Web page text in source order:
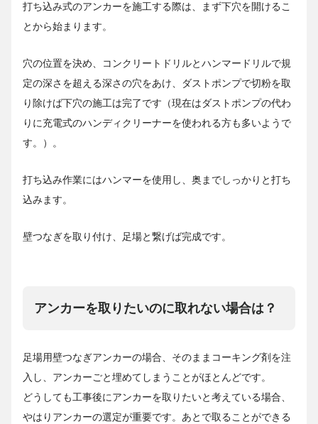
打ち込み式のアンカーを施工する際は、まず下穴を開けるこ
とから始まります。
穴の位置を決め、コンクリートドリルとハンマードリルで規
定の深さを超える深さの穴をあけ、ダストポンプで切粉を取
り除けば下穴の施工は完了です（現在はダストポンプの代わ
りに充電式のハンディクリーナーを使われる方も多いようで
す。）。
打ち込み作業にはハンマーを使用し、奥までしっかりと打ち
込みます。
壁つなぎを取り付け、足場と繋げば完成です。
アンカーを取りたいのに取れない場合は？
足場用壁つなぎアンカーの場合、そのままコーキング剤を注
入し、アンカーごと埋めてしまうことがほとんどです。
どうしても工事後にアンカーを取りたいと考えている場合、
やはりアンカーの選定が重要です。あとで取ることができる